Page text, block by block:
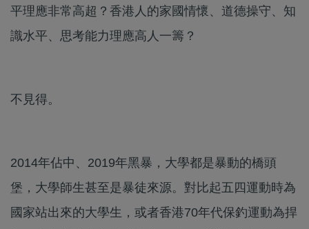
平理應非常高超？香港人的家國情懷、道德操守、知
識水平、思考能力理應高人一籌？
不見得。
2014年佔中、2019年黑暴，大學都是暴動的橋頭
堡，大學師生甚至是暴徒來源。對比起五四運動時為
國家站出來的大學生，或者香港70年代保釣運動為捍